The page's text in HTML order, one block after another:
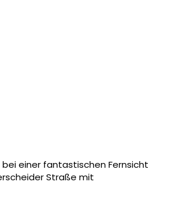
bei einer fantastischen Fernsicht
Straße mit